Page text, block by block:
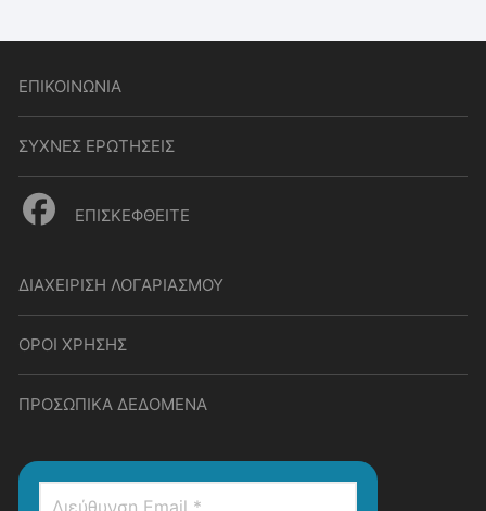
ΕΠΙΚΟΙΝΩΝΙΑ
ΣΥΧΝΕΣ ΕΡΩΤΗΣΕΙΣ
ΕΠΙΣΚΕΦΘΕΙΤΕ
ΔΙΑΧΕΙΡΙΣΗ ΛΟΓΑΡΙΑΣΜΟΥ
ΟΡΟΙ ΧΡΗΣΗΣ
ΠΡΟΣΩΠΙΚΑ ΔΕΔΟΜΕΝΑ